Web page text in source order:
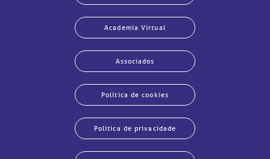
Academia Virtual
Associados
Política de cookies
Política de privacidade